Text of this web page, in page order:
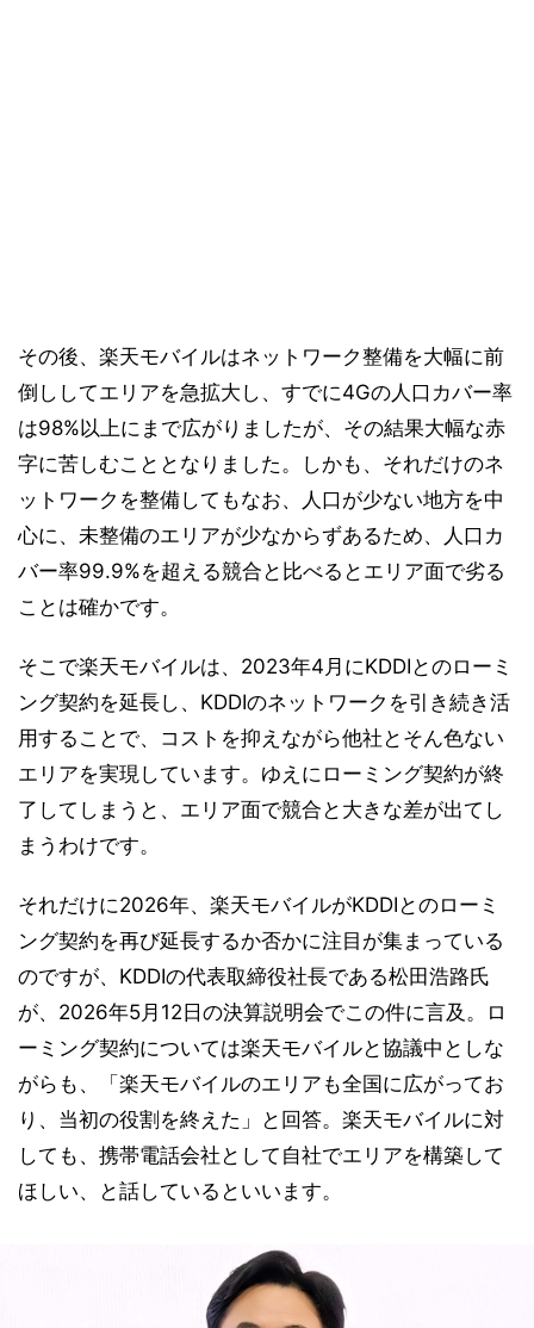
その後、楽天モバイルはネットワーク整備を大幅に前
倒ししてエリアを急拡大し、すでに4Gの人口カバー率
は98%以上にまで広がりましたが、その結果大幅な赤
字に苦しむこととなりました。しかも、それだけのネ
ットワークを整備してもなお、人口が少ない地方を中
心に、未整備のエリアが少なからずあるため、人口カ
バー率99.9%を超える競合と比べるとエリア面で劣る
ことは確かです。
そこで楽天モバイルは、2023年4月にKDDIとのローミ
ング契約を延長し、KDDIのネットワークを引き続き活
用することで、コストを抑えながら他社とそん色ない
エリアを実現しています。ゆえにローミング契約が終
了してしまうと、エリア面で競合と大きな差が出てし
まうわけです。
それだけに2026年、楽天モバイルがKDDIとのローミ
ング契約を再び延長するか否かに注目が集まっている
のですが、KDDIの代表取締役社長である松田浩路氏
が、2026年5月12日の決算説明会でこの件に言及。ロ
ーミング契約については楽天モバイルと協議中としな
がらも、「楽天モバイルのエリアも全国に広がってお
り、当初の役割を終えた」と回答。楽天モバイルに対
しても、携帯電話会社として自社でエリアを構築して
ほしい、と話しているといいます。